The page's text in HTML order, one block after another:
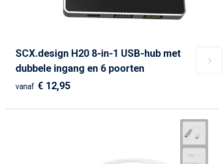
SCX.design H20 8-in-1 USB-hub met
dubbele ingang en 6 poorten
vanaf € 12,95